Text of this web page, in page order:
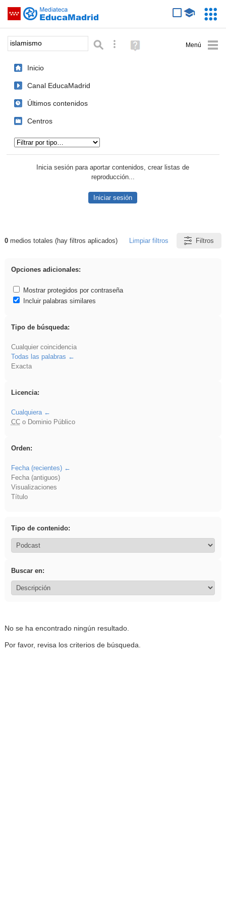
Saltar navegación
Palabra o frase: Búsqueda avanzada
Ayuda
(en
Inicio
Canal EducaMadrid
Últimos contenidos
Centros
Inicia sesión para aportar contenidos, crear listas de
reproducción...
Iniciar sesión
Resultados de: islamismo
0medios totales (hay filtros aplicados) Limpiar filtros Filtros
Opciones adicionales:
Mostrar protegidos por contraseña
Incluir palabras similares
Tipo de búsqueda:
Cualquier coincidencia
Todas las palabras
Exacta
Licencia:
Cualquiera
CCo Dominio Público
Orden:
Fecha (recientes)
Fecha (antiguos)
Visualizaciones
Título
Tipo de contenido:
Buscar en:
No se ha encontrado ningún resultado.
Por favor, revisa los criterios de búsqueda.